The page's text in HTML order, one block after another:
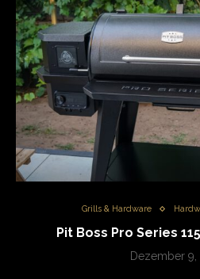
Grills & Hardware
Pit Boss Pro Series
Dezember 9,